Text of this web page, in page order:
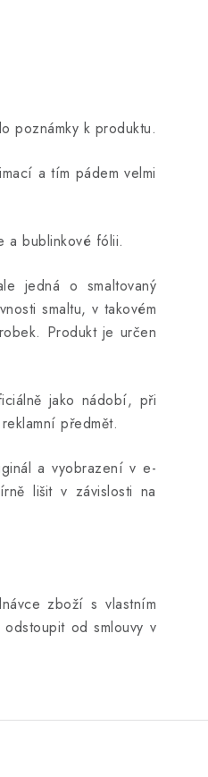
poznámky k produktu.
a tím pádem velmi
a bublinkové fólii.
jedná o smaltovaný
smaltu, v takovém
Produkt je určen
jako nádobí, při
předmět.
a vyobrazení v e-
lišit v závislosti na
zboží s vlastním
od smlouvy v